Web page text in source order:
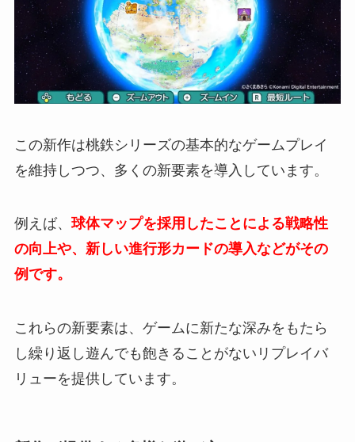
この新作は桃鉄シリーズの基本的なゲームプレイ
を維持しつつ、多くの新要素を導入しています。
例えば、 球体マップを採用したことによる戦略性
の向上や、新しい進行形カードの導入などがその
例です。
これらの新要素は、ゲームに新たな深みをもたら
し繰り返し遊んでも飽きることがないリプレイバ
リューを提供しています。